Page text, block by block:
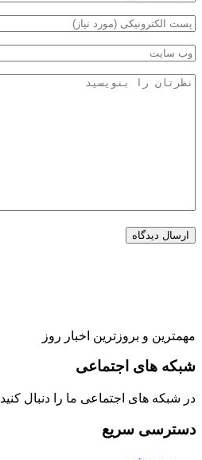
و بروز‌ترین اخبار روز
های اجتماعی
شبکه های اجتماعی ما را دنبال کنید ...
سریع